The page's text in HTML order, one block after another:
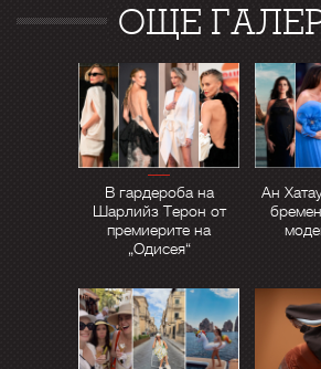
ОЩЕ
В гардероба на
Шарлийз Терон от
премиерите на
„Одисея“
Ан